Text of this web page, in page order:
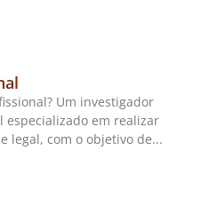
Um investigador
especializado em realizar
legal, com o objetivo de